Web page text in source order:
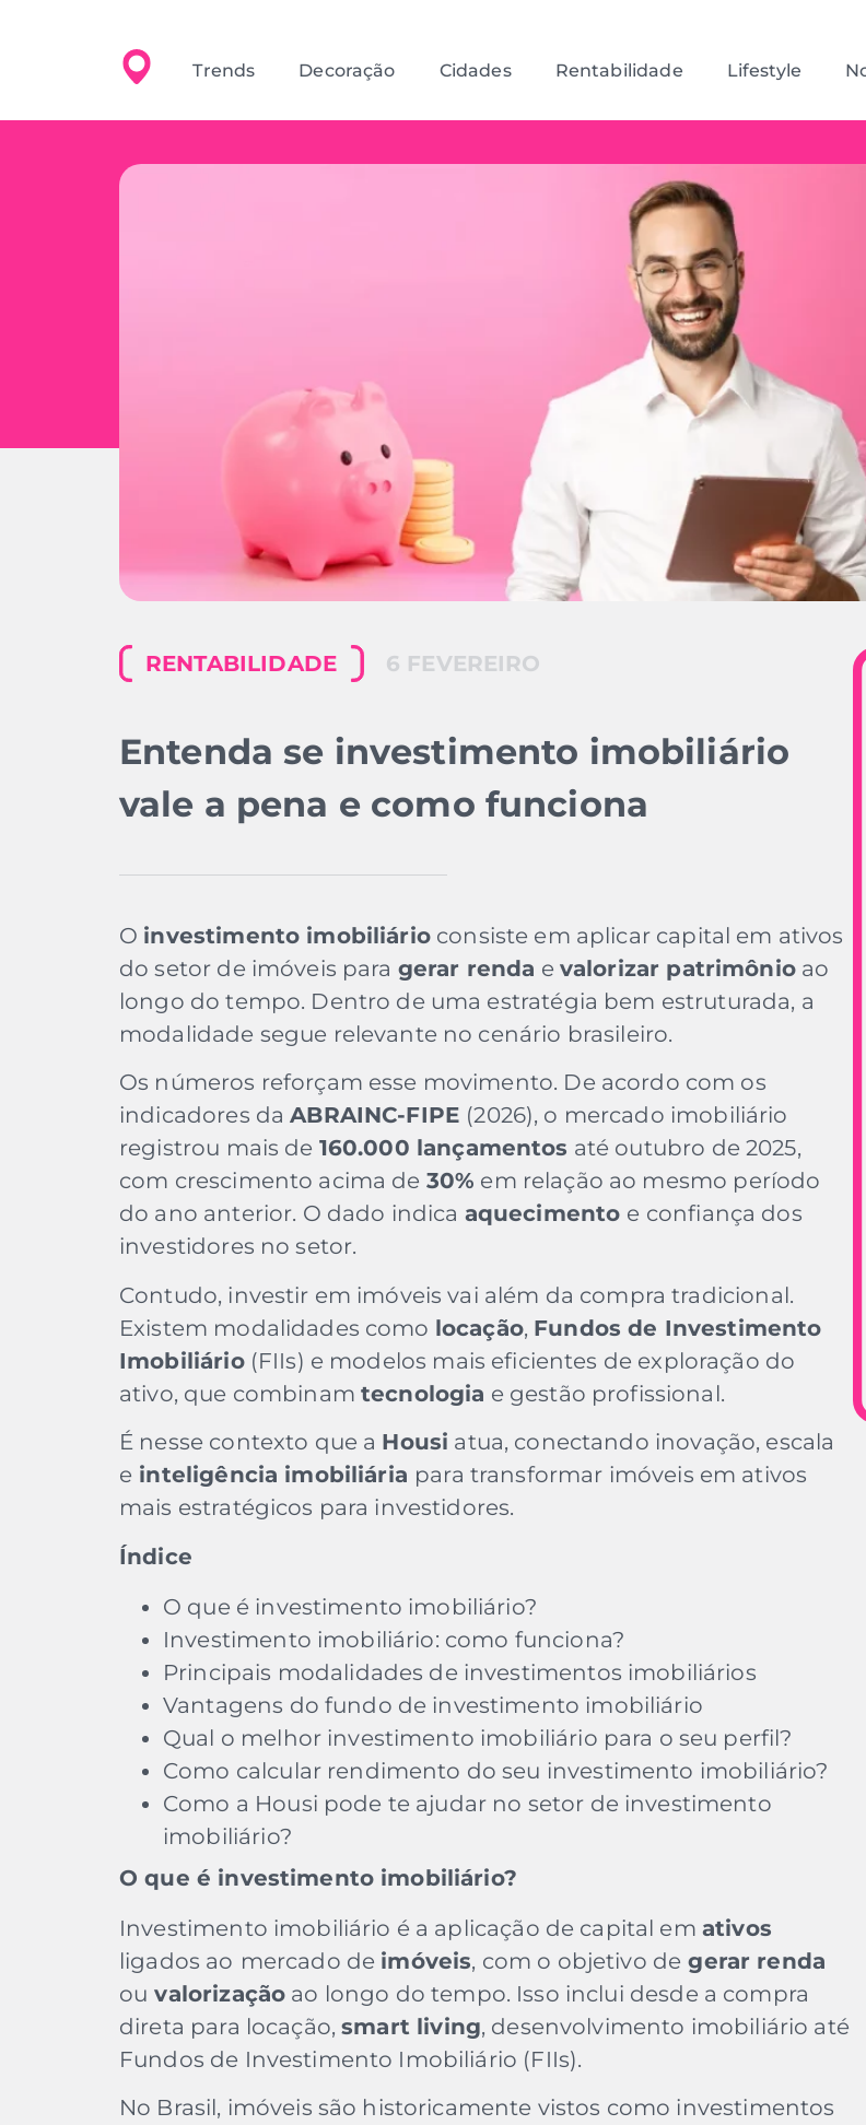
Trends Decoração Cidades Rentabilidade Lifestyle
RENTABILIDADE 6 FEVEREIRO
Entenda se investimento imobiliário
vale a pena e como funciona
O investimento imobiliárioconsiste em aplicar capital em ativos
do setor de imóveis para gerar renda e valorizar patrimônioao
longo do tempo. Dentro de uma estratégia bem estruturada, a
modalidade segue relevante no cenário brasileiro.
Os números reforçam esse movimento. De acordo com os
indicadores daABRAINC-FIPE (2026), o mercado imobiliário
registrou mais de 160.000 lançamentos até outubro de 2025,
com crescimento acima de 30% em relação ao mesmo período
do ano anterior. O dado indica aquecimento e confiança dos
investidores no setor.
Contudo, investir em imóveis vai além da compra tradicional.
Existem modalidades como locação, Fundos de Investimento
Imobiliário(FIIs) e modelos mais eficientes de exploração do
ativo, que combinam tecnologia e gestão profissional.
É nesse contexto que a Housi atua, conectando inovação, escala
e inteligência imobiliária para transformar imóveis em ativos
mais estratégicos para investidores.
Índice
O que é investimento imobiliário?
Investimento imobiliário: como funciona?
Principais modalidades de investimentos imobiliários
Vantagens do fundo de investimento imobiliário
Qual o melhor investimento imobiliário para o seu perfil?
Como calcular rendimento do seu investimento imobiliário?
Como a Housi pode te ajudar no setor de investimento
imobiliário?
O que é investimento imobiliário?
Investimento imobiliário é a aplicação de capital em ativos
ligados ao mercado de imóveis, com o objetivo de gerar renda
ou valorização ao longo do tempo. Isso inclui desde a compra
direta para locação,smart living, desenvolvimento imobiliário até
Fundos de Investimento Imobiliário (FIIs).
No Brasil, imóveis são historicamente vistos como investimentos